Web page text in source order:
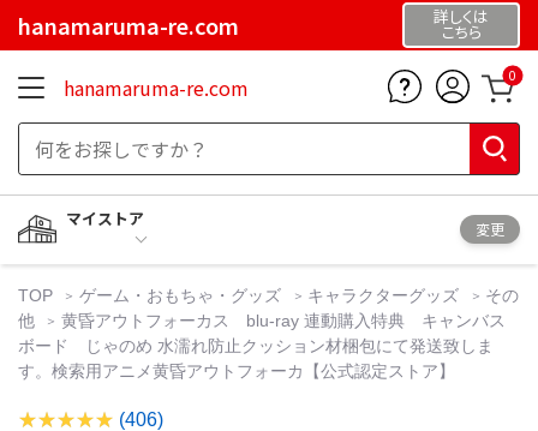
hanamaruma-re.com 詳しくは
こちら
hanamaruma-re.com 0
マイストア
変更
TOP ゲーム・おもちゃ・グッズ キャラクターグッズ
その
他
黄昏アウトフォーカス blu-ray 連動購入特典 キャンバス
ボード じゃのめ 水濡れ防止クッション材梱包にて発送致しま
す。検索用アニメ黄昏アウトフォーカ【公式認定ストア】
(406)